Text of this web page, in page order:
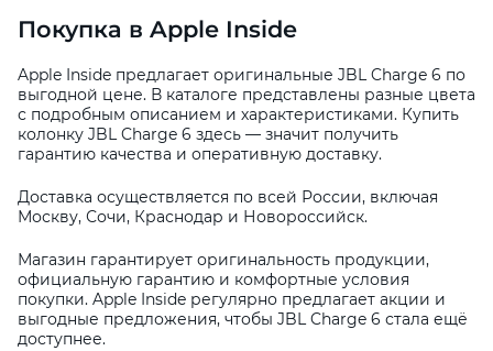
Покупка в Apple Inside
Apple Inside предлагает оригинальные JBL Charge 6 по
выгодной цене. В каталоге представлены разные цвета
с подробным описанием и характеристиками. Купить
колонку JBL Charge 6 здесь — значит получить
гарантию качества и оперативную доставку.
Доставка осуществляется по всей России, включая
Москву, Сочи, Краснодар и Новороссийск.
Магазин гарантирует оригинальность продукции,
официальную гарантию и комфортные условия
покупки. Apple Inside регулярно предлагает акции и
выгодные предложения, чтобы JBL Charge 6 стала ещё
доступнее.